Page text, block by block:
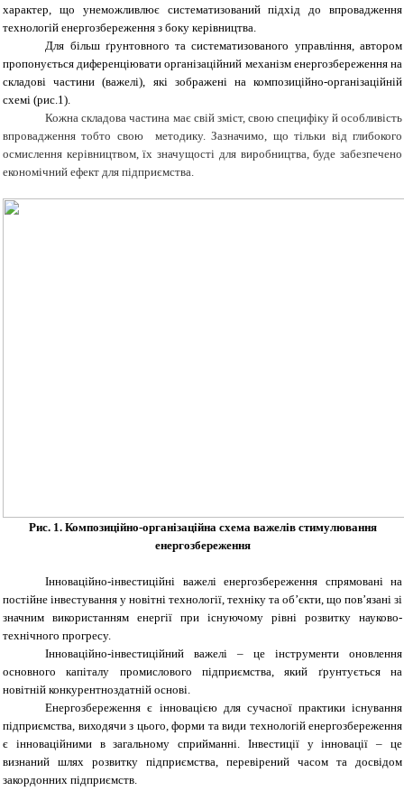
характер, що унеможливлює систематизований підхід до впровадження
технологій енергозбереження з боку керівництва.
Для більш ґрунтовного та систематизованого управління, автором
пропонується диференціювати організаційний механізм енергозбереження на
складові частини (важелі), які зображені на композиційно-організаційній
схемі (рис.1).
Кожна складова частина має свій зміст, свою специфіку й особливість
впровадження тобто свою методику. Зазначимо, що тільки від глибокого
осмислення керівництвом, їх значущості для виробництва, буде забезпечено
економічний ефект для підприємства.
Рис. 1. Композиційно-організаційна схема важелів стимулювання
енергозбереження
Інноваційно-інвестиційні важелі енергозбереження спрямовані на
постійне інвестування у новітні технології, техніку та об’єкти, що пов’язані зі
значним використанням енергії при існуючому рівні розвитку науково-
технічного прогресу.
Інноваційно-інвестиційний важелі – це інструменти оновлення
основного капіталу промислового підприємства, який ґрунтується на
новітній конкурентноздатній основі.
Енергозбереження є інновацією для сучасної практики існування
підприємства, виходячи з цього, форми та види технологій енергозбереження
є інноваційними в загальному сприйманні. Інвестиції у інновації – це
визнаний шлях розвитку підприємства, перевірений часом та досвідом
закордонних підприємств.